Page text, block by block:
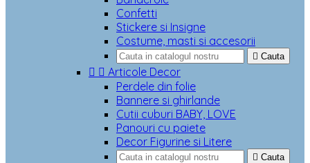
Confetti
Stickere si Insigne
Costume, masti si accesorii
 Cauta
  Articole Decor
Perdele din folie
Bannere si ghirlande
Cutii cuburi BABY, LOVE
Panouri cu paiete
Decor Figurine si Litere
 Cauta